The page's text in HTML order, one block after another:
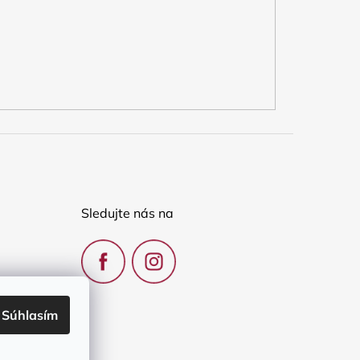
Súhlasím
Sledujte nás na